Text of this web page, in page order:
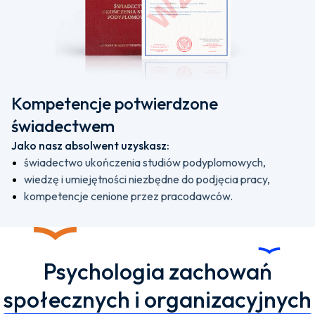
Kompetencje potwierdzone
świadectwem
Jako nasz absolwent uzyskasz:
świadectwo ukończenia studiów podyplomowych,
wiedzę i umiejętności niezbędne do podjęcia pracy,
kompetencje cenione przez pracodawców.
Psychologia zachowań
społecznych i organizacyjnych